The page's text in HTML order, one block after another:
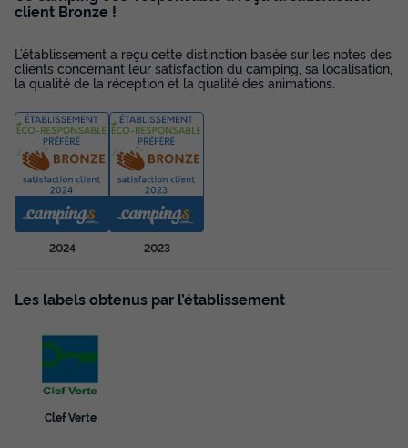
MOBILHOME 4 personnes - Cottage 3
Pièces 4 Personnes Climatisé + TV
Annulation gratuite
32m² 4 2
Animaux autorisés *
Lave-vaisselle
client Bronze !
L’établissement a reçu cette distinction basée sur les notes des
clients concernant leur satisfaction du camping, sa localisation,
la qualité de la réception et la qualité des animations.
2024 2023
Les labels obtenus par l’établissement
Clef Verte